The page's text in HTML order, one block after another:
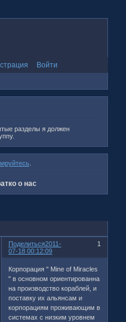
Войти
разделы я должен
.
о нас
Поделиться 1
2011-
07-18 00:12:09
Корпорация " Mine of Мiracles
" в основном ориентированна
на производство кораблей, и
поставку их альянсам и
корпорациям проживающим в
системах с низким уровнем